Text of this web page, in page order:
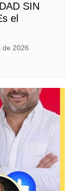
SIN
el
de 2026